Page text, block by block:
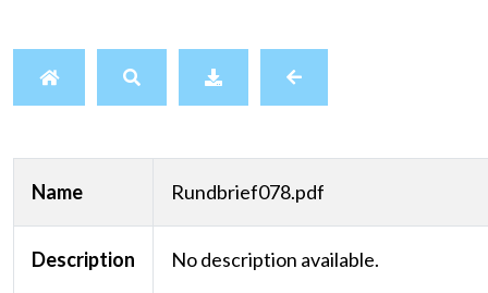
Name Rundbrief078.pdf
Description No description available.